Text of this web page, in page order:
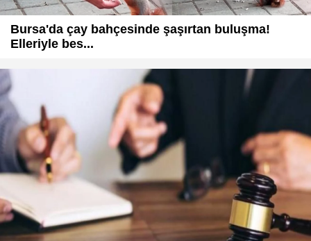
Bursa'da çay bahçesinde şaşırtan buluşma!
Elleriyle bes...